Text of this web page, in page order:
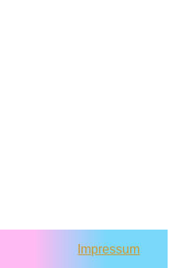
Impressum